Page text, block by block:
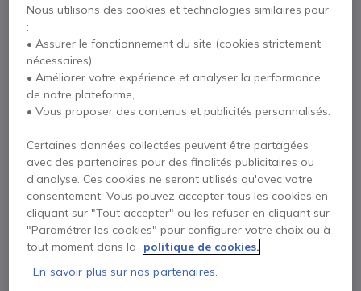
an
2 ans de garantieconstructeur
Payez en 4 sans frais (55,19 €)Afficher plus
Points Forts
Nous utilisons des cookies et technologies similaires pour
:
• Assurer le fonctionnement du site (cookies strictement
nécessaires),
• Améliorer votre expérience et analyser la performance
de notre plateforme,
• Vous proposer des contenus et publicités personnalisés.
Certaines données collectées peuvent être partagées
avec des partenaires pour des finalités publicitaires ou
d'analyse. Ces cookies ne seront utilisés qu'avec votre
consentement. Vous pouvez accepter tous les cookies en
cliquant sur "Tout accepter" ou les refuser en cliquant sur
"Paramétrer les cookies" pour configurer votre choix ou à
tout moment dans la
politique de cookies.
En savoir plus sur nos partenaires.